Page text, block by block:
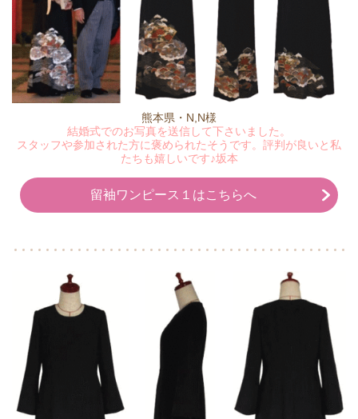
熊本県・N,N様
結婚式でのお写真を送信して下さいました。
スタッフや参加された方に褒められたそうです。評判が良いと私
たちも嬉しいです♪坂本
留袖ワンピース１はこちらへ